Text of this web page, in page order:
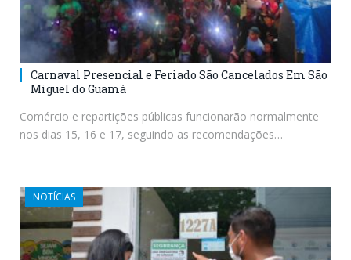
Carnaval Presencial e Feriado São Cancelados Em São
Miguel do Guamá
Comércio e repartições públicas funcionarão normalmente
nos dias 15, 16 e 17, seguindo as recomendações…
NOTÍCIAS